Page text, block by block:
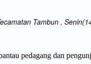
Tambun ,
pedagang dan